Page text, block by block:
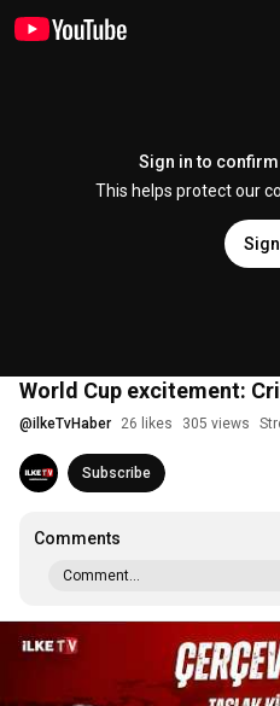
Sign in to confirm
This helps protect our
World Cup excitement:
@ilkeTvHaber 26 likes 305 views
Subscribe
Comments
Comment...